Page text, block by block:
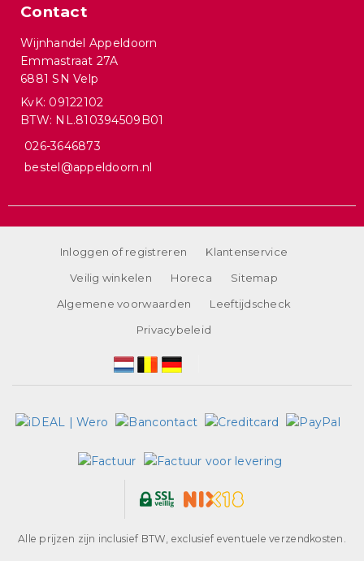
Contact
Wijnhandel Appeldoorn
Emmastraat 27A
6881 SN Velp
KvK: 09122102
BTW: NL.810394509B01
026-3646873
bestel@appeldoorn.nl
Inloggen of registreren
Klantenservice
Veilig winkelen
Horeca
Sitemap
Algemene voorwaarden
Leeftijdscheck
Privacybeleid
Alle prijzen zijn inclusief BTW, exclusief eventuele verzendkosten.